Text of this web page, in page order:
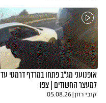
אופנועני מג"ב פתחו במרדף דרמטי עד
למעצר החשודים | צפו
קובי רוזן|
05.08.26